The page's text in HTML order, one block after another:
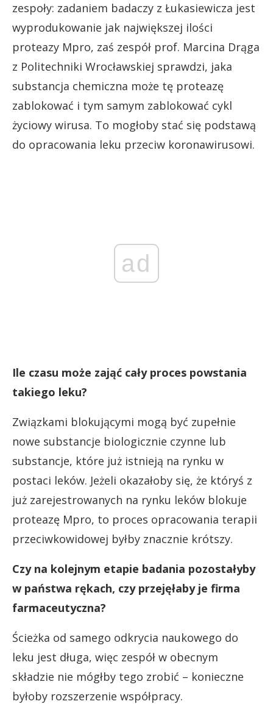
zespoły: zadaniem badaczy z Łukasiewicza jest
wyprodukowanie jak największej ilości
proteazy Mpro, zaś zespół prof. Marcina Drąga
z Politechniki Wrocławskiej sprawdzi, jaka
substancja chemiczna może tę proteazę
zablokować i tym samym zablokować cykl
życiowy wirusa. To mogłoby stać się podstawą
do opracowania leku przeciw koronawirusowi.
ad
Ile czasu może zająć cały proces powstania
takiego leku?
Związkami blokującymi mogą być zupełnie
nowe substancje biologicznie czynne lub
substancje, które już istnieją na rynku w
postaci leków. Jeżeli okazałoby się, że któryś z
już zarejestrowanych na rynku leków blokuje
proteazę Mpro, to proces opracowania terapii
przeciwkowidowej byłby znacznie krótszy.
Czy na kolejnym etapie badania pozostałyby
w państwa rękach, czy przejęłaby je firma
farmaceutyczna?
Ścieżka od samego odkrycia naukowego do
leku jest długa, więc zespół w obecnym
składzie nie mógłby tego zrobić – konieczne
byłoby rozszerzenie współpracy.